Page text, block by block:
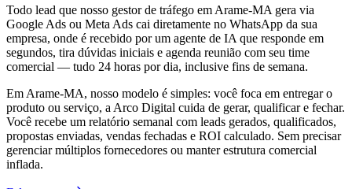
Todo lead que nosso gestor de tráfego em Arame-MA gera via
Google Ads ou Meta Ads cai diretamente no WhatsApp da sua
empresa, onde é recebido por um agente de IA que responde em
segundos, tira dúvidas iniciais e agenda reunião com seu time
comercial — tudo 24 horas por dia, inclusive fins de semana.
Em Arame-MA, nosso modelo é simples: você foca em entregar o
produto ou serviço, a Arco Digital cuida de gerar, qualificar e fechar.
Você recebe um relatório semanal com leads gerados, qualificados,
propostas enviadas, vendas fechadas e ROI calculado. Sem precisar
gerenciar múltiplos fornecedores ou manter estrutura comercial
inflada.